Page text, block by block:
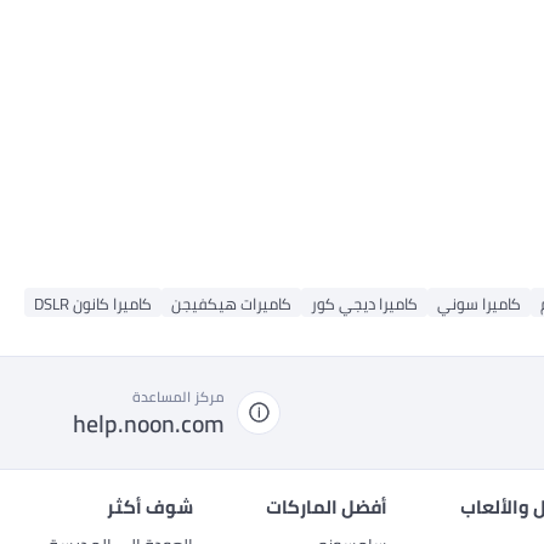
كاميرا سوني كاميرا ديجي كور كاميرات هيكفيجن كاميرا كانون DSLR
مركز المساعدة
help.noon.com
أفضل الماركات شوف أكثر